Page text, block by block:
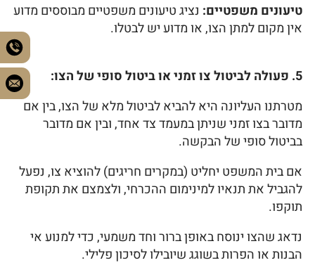
טיעונים משפטיים: נציג טיעונים משפטיים מבוססים מדוע
אין מקום למתן הצו, או מדוע יש לבטלו.
5. פעולה לביטול צו זמני או ביטול סופי של הצו:
מטרתנו העליונה היא להביא לביטול מלא של הצו, בין אם
מדובר בצו זמני שניתן במעמד צד אחד, ובין אם מדובר
בביטול סופי של הבקשה.
אם בית המשפט יחליט (במקרים חריגים) להוציא צו, נפעל
להגביל את תנאיו למינימום ההכרחי, ולצמצם את תקופת
תוקפו.
נדאג שהצו ינוסח באופן ברור וחד משמעי, כדי למנוע אי
הבנות או הפרות בשוגג שיובילו לסיכון פלילי.